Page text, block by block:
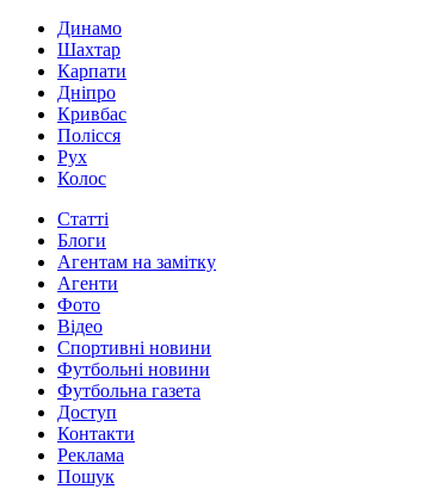
Динамо
Шахтар
Карпати
Дніпро
Кривбас
Полісся
Рух
Колос
Статті
Блоги
Агентам на замітку
Агенти
Фото
Відео
Спортивні новини
Футбольні новини
Футбольна газета
Доступ
Контакти
Реклама
Пошук